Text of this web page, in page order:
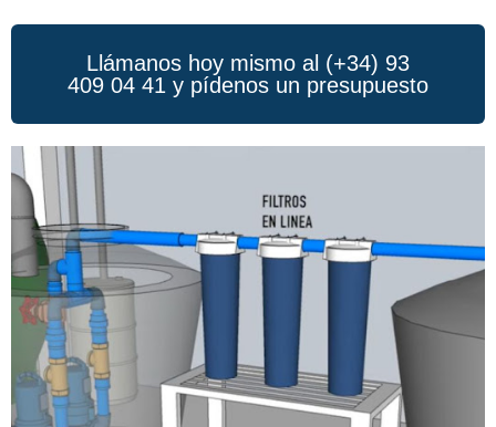
Llámanos hoy mismo al (+34) 93
409 04 41 y pídenos un presupuesto